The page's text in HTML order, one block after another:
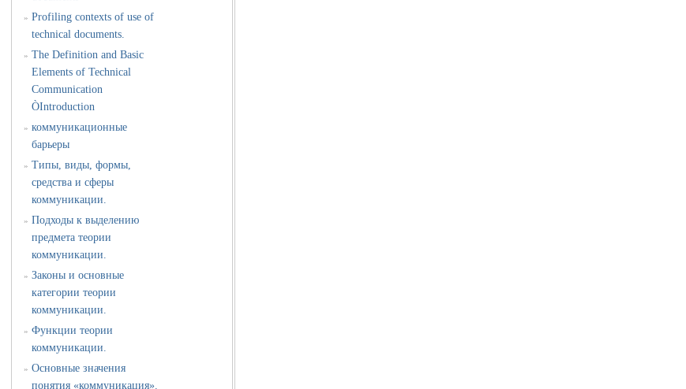
» Profiling contexts of use of
technical documents.
» The Definition and Basic
Elements of Technical
Communication
ÒIntroduction
» коммуникационные
барьеры
» Типы, виды, формы,
средства и сферы
коммуникации.
» Подходы к выделению
предмета теории
коммуникации.
» Законы и основные
категории теории
коммуникации.
» Функции теории
коммуникации.
» Основные значения
понятия «коммуникация».